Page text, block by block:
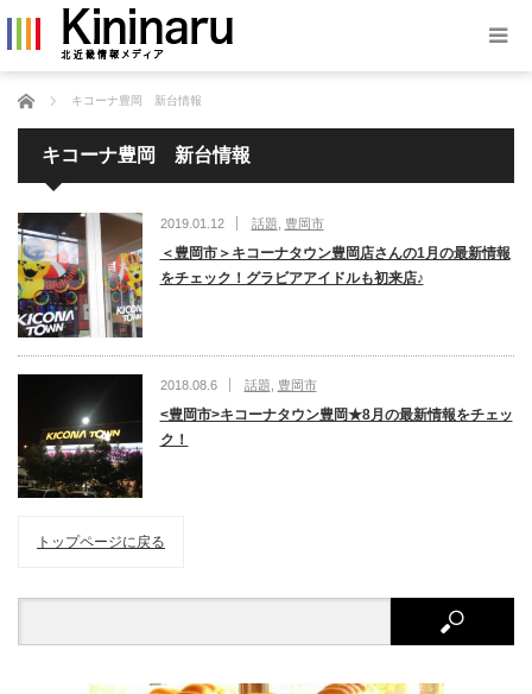
ホーム キコーナ豊岡 新台情報
キコーナ豊岡 新台情報
2019.01.12 話題 豊岡市
＜豊岡市＞キコーナタウン豊岡店さんの1月の最新情報
をチェック！グラビアアイドルも初来店♪
2018.08.6 話題 豊岡市
<豊岡市>キコーナタウン豊岡★8月の最新情報をチェッ
ク！
トップページに戻る